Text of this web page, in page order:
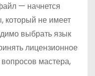
— начнется
который не имеет
выбрать язык
лицензионное
мастера,